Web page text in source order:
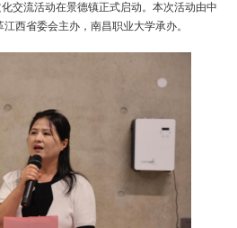
交流活动在景德镇正式启动。本次活动由中
西省委会主办，南昌职业大学承办。